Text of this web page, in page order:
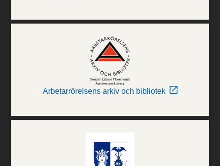
Arbetarrörelsens arkiv och bibliotek